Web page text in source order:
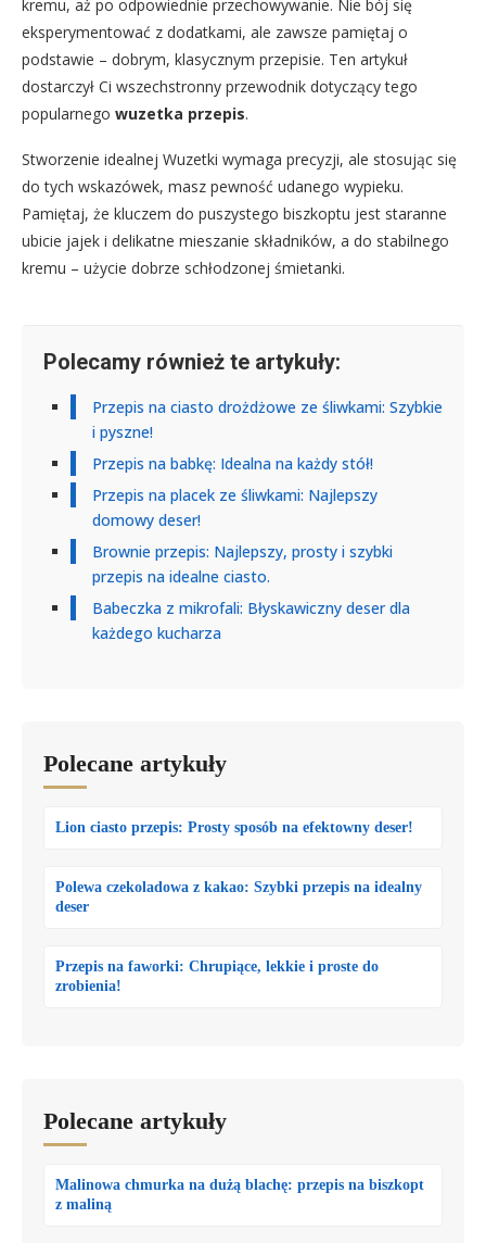
kremu, aż po odpowiednie przechowywanie. Nie bój się
eksperymentować z dodatkami, ale zawsze pamiętaj o
podstawie – dobrym, klasycznym przepisie. Ten artykuł
dostarczył Ci wszechstronny przewodnik dotyczący tego
popularnego wuzetka przepis.
Stworzenie idealnej Wuzetki wymaga precyzji, ale stosując się
do tych wskazówek, masz pewność udanego wypieku.
Pamiętaj, że kluczem do puszystego biszkoptu jest staranne
ubicie jajek i delikatne mieszanie składników, a do stabilnego
kremu – użycie dobrze schłodzonej śmietanki.
Polecamy również te artykuły:
Przepis na ciasto drożdżowe ze śliwkami: Szybkie
i pyszne!
Przepis na babkę: Idealna na każdy stół!
Przepis na placek ze śliwkami: Najlepszy
domowy deser!
Brownie przepis: Najlepszy, prosty i szybki
przepis na idealne ciasto.
Babeczka z mikrofali: Błyskawiczny deser dla
każdego kucharza
Polecane artykuły
Lion ciasto przepis: Prosty sposób na efektowny deser!
Polewa czekoladowa z kakao: Szybki przepis na idealny
deser
Przepis na faworki: Chrupiące, lekkie i proste do
zrobienia!
Polecane artykuły
Malinowa chmurka na dużą blachę: przepis na biszkopt
z maliną